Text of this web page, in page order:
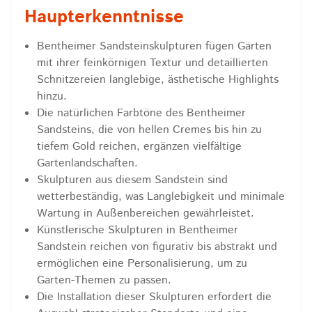
Haupterkenntnisse
Bentheimer Sandsteinskulpturen fügen Gärten
mit ihrer feinkörnigen Textur und detaillierten
Schnitzereien langlebige, ästhetische Highlights
hinzu.
Die natürlichen Farbtöne des Bentheimer
Sandsteins, die von hellen Cremes bis hin zu
tiefem Gold reichen, ergänzen vielfältige
Gartenlandschaften.
Skulpturen aus diesem Sandstein sind
wetterbeständig, was Langlebigkeit und minimale
Wartung in Außenbereichen gewährleistet.
Künstlerische Skulpturen in Bentheimer
Sandstein reichen von figurativ bis abstrakt und
ermöglichen eine Personalisierung, um zu
Garten-Themen zu passen.
Die Installation dieser Skulpturen erfordert die